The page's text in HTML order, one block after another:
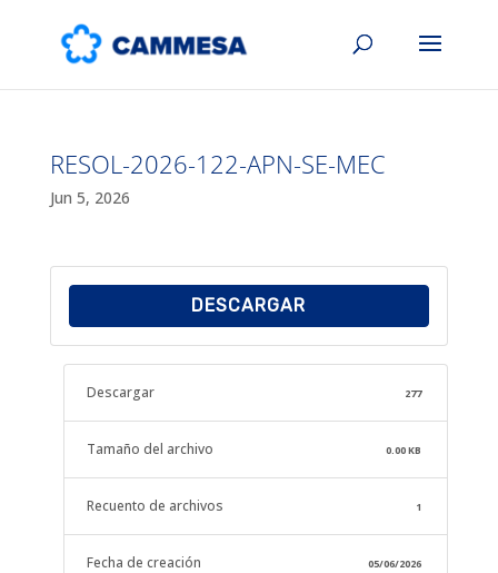
RESOL-2026-122-APN-SE-MEC
Jun 5, 2026
DESCARGAR
Descargar 277
Tamaño del archivo 0.00 KB
Recuento de archivos 1
Fecha de creación 05/06/2026